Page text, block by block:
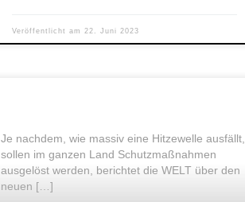
Veröffentlicht am 22. Juni 2023
Je nachdem, wie massiv eine Hitzewelle ausfällt,
sollen im ganzen Land Schutzmaßnahmen
ausgelöst werden, berichtet die WELT über den
neuen […]